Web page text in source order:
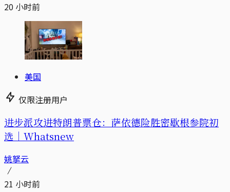
20 小时前
美国
仅限注册用户
进步派攻进特朗普票仓：萨依德险胜密歇根参院初
选｜Whatsnew
姚拏云
21 小时前